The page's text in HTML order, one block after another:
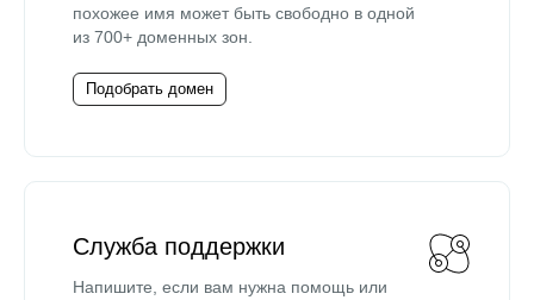
похожее имя может быть свободно в одной
из 700+ доменных зон.
Подобрать домен
Служба поддержки
Напишите, если вам нужна помощь или